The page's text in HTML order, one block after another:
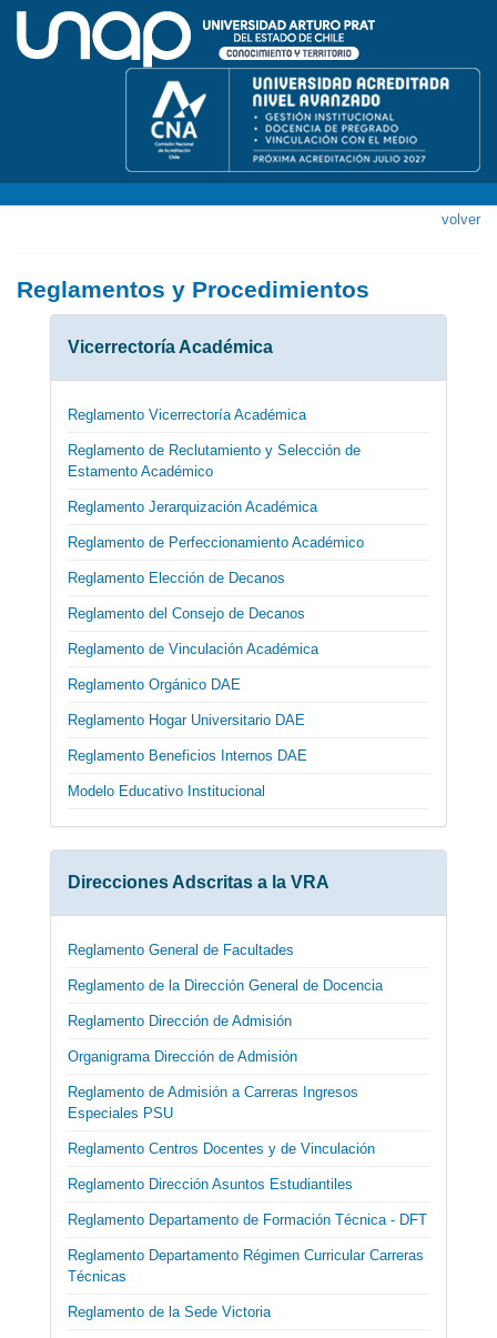
volver
Reglamentos y Procedimientos
Vicerrectoría Académica
Reglamento Vicerrectoría Académica
Reglamento de Reclutamiento y Selección de
Estamento Académico
Reglamento Jerarquización Académica
Reglamento de Perfeccionamiento Académico
Reglamento Elección de Decanos
Reglamento del Consejo de Decanos
Reglamento de Vinculación Académica
Reglamento Orgánico DAE
Reglamento Hogar Universitario DAE
Reglamento Beneficios Internos DAE
Modelo Educativo Institucional
Direcciones Adscritas a la VRA
Reglamento General de Facultades
Reglamento de la Dirección General de Docencia
Reglamento Dirección de Admisión
Organigrama Dirección de Admisión
Reglamento de Admisión a Carreras Ingresos
Especiales PSU
Reglamento Centros Docentes y de Vinculación
Reglamento Dirección Asuntos Estudiantiles
Reglamento Departamento de Formación Técnica - DFT
Reglamento Departamento Régimen Curricular Carreras
Técnicas
Reglamento de la Sede Victoria